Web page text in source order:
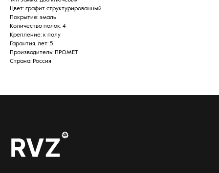
Цвет: графит структурированный
Покрытие: эмаль
Количество полок: 4
Крепление: к полу
Гарантия, лет: 5
Производитель: ПРОМЕТ
Страна: Россия